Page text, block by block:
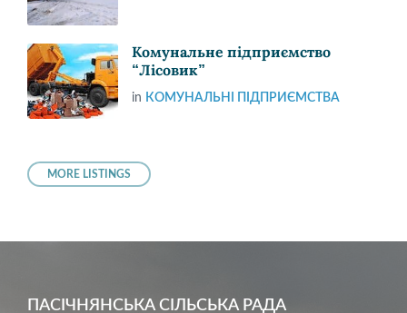
Комунальне підприємство
“Лісовик”
in КОМУНАЛЬНІ ПІДПРИЄМСТВА
MORE LISTINGS
ПАСІЧНЯНСЬКА СІЛЬСЬКА РАДА